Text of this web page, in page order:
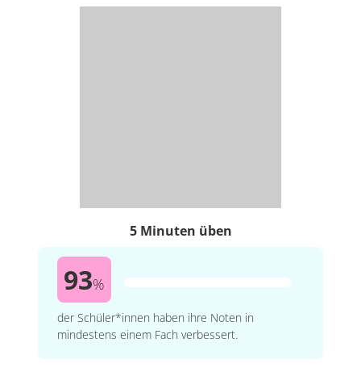
5 Minuten üben
93%
der Schüler*innen haben ihre Noten in
mindestens einem Fach verbessert.